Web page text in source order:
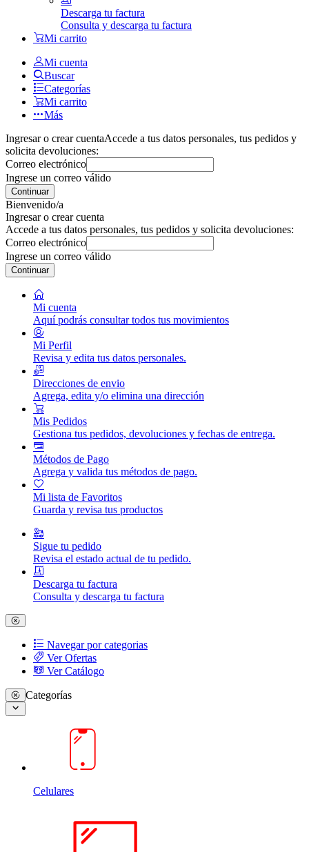
Descarga tu factura
Consulta y descarga tu factura
Mi carrito
Mi cuenta
Buscar
Categorías
Mi carrito
Más
Ingresar o crear cuentaAccede a tus datos personales, tus pedidos y
solicita devoluciones:
Correo electrónico
Ingrese un correo válido
Continuar
Bienvenido/a
Ingresar o crear cuenta
Accede a tus datos personales, tus pedidos y solicita devoluciones:
Correo electrónico
Ingrese un correo válido
Continuar
Mi cuenta
Aquí podrás consultar todos tus movimientos
Mi Perfil
Revisa y edita tus datos personales.
Direcciones de envio
Agrega, edita y/o elimina una dirección
Mis Pedidos
Gestiona tus pedidos, devoluciones y fechas de entrega.
Métodos de Pago
Agrega y valida tus métodos de pago.
Mi lista de Favoritos
Guarda y revisa tus productos
Sigue tu pedido
Revisa el estado actual de tu pedido.
Descarga tu factura
Consulta y descarga tu factura
Navegar por categorias
Ver Ofertas
Ver Catálogo
Categorías
Celulares